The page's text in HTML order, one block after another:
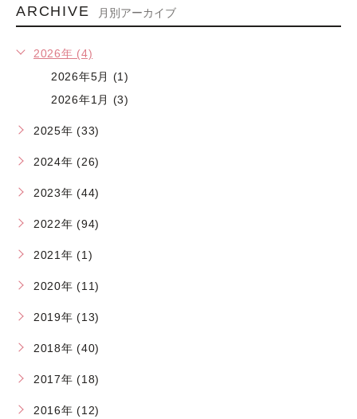
ARCHIVE 月別アーカイブ
2026年 (4)
2026年5月 (1)
2026年1月 (3)
2025年 (33)
2024年 (26)
2023年 (44)
2022年 (94)
2021年 (1)
2020年 (11)
2019年 (13)
2018年 (40)
2017年 (18)
2016年 (12)